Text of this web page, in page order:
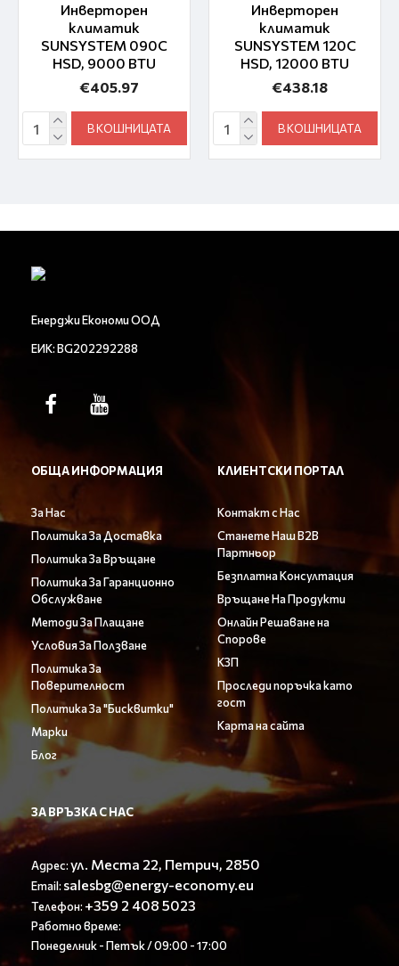
Инверторен
климатик
SUNSYSTEM 090C
HSD, 9000 BTU
€405.97
В КОШНИЦАТА
Инверторен
климатик
SUNSYSTEM 120C
HSD, 12000 BTU
€438.18
В КОШНИЦАТА
Енерджи Економи ООД
ЕИК: BG202292288
ОБЩА ИНФОРМАЦИЯ
За Нас
Политика За Доставка
Политика За Връщане
Политика За Гаранционно
Обслужване
Методи За Плащане
Условия За Ползване
Политика За
Поверителност
Политика За "Бисквитки"
Марки
Блог
КЛИЕНТСКИ ПОРТАЛ
Контакт с Нас
Станете Наш B2B
Партньор
Безплатна Консултация
Връщане На Продукти
Онлайн Решаване на
Спорове
КЗП
Проследи поръчка като
гост
Карта на сайта
ЗА ВРЪЗКА С НАС
Адрес:ул. Места 22, Петрич, 2850
Email: salesbg@energy-economy.eu
Телефон: +359 2 408 5023
Работно време:
Понеделник - Петък / 09:00 - 17:00